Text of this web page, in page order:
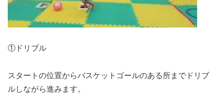
①ドリブル
スタートの位置からバスケットゴールのある所までドリブ
ルしながら進みます。